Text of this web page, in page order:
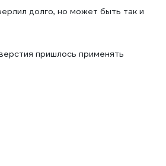
долго, но может быть так и
пришлось применять